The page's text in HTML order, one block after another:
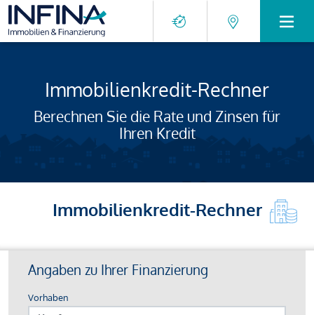
Immobilienkredit-Rechner
Berechnen Sie die Rate und Zinsen für
Ihren Kredit
Immobilienkredit-Rechner